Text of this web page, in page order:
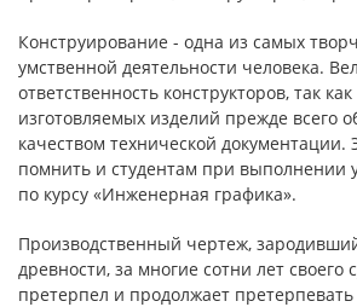
Конструирование - одна из самых
умственной деятельности человека.
ответственность конструкторов, так
изготовляемых изделий прежде всего
качеством технической документации.
помнить и студентам при выполнении
по курсу «Инженерная графика».
Производственный чертеж,
древности, за многие сотни лет своего
претерпел и продолжает претерпевать